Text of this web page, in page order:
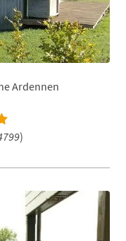
Ardennen
)